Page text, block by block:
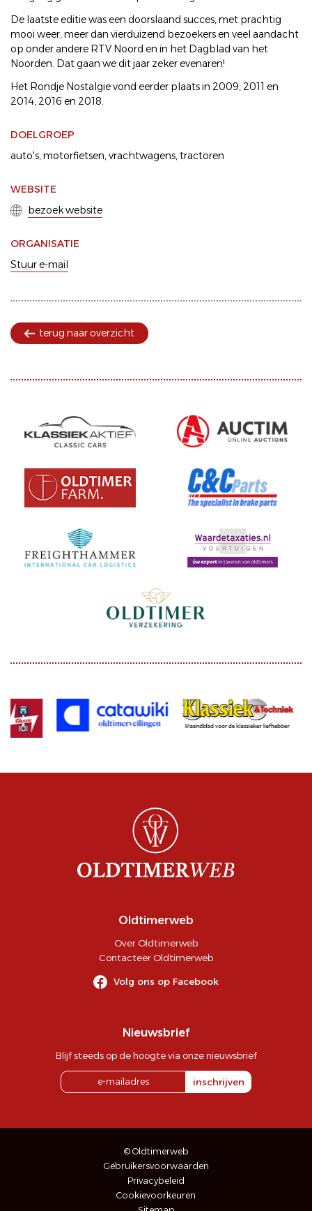
De laatste editie was een doorslaand succes, met prachtig
mooi weer, meer dan vierduizend bezoekers en veel aandacht
op onder andere RTV Noord en in het Dagblad van het
Noorden. Dat gaan we dit jaar zeker evenaren!
Het Rondje Nostalgie vond eerder plaats in 2009, 2011 en
2014, 2016 en 2018.
DOELGROEP
auto's motorfietsen vrachtwagens tractoren
WEBSITE
bezoek website
ORGANISATIE
Stuur e-mail
terug naar overzicht
Oldtimerweb
Over Oldtimerweb
Contacteer Oldtimerweb
Volg ons op Facebook
Nieuwsbrief
Blijf steeds op de hoogte via onze nieuwsbrief
inschrijven
© Oldtimerweb
Gebruikersvoorwaarden
Privacybeleid
Cookievoorkeuren